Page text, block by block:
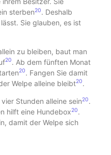
sterben20. Deshalb
Sie glauben, es ist
zu bleiben, baut man
20. Ab dem fünften Monat
20. Fangen Sie damit
Welpe alleine bleibt20.
Stunden alleine sein20.
hilft eine Hundebox20.
damit der Welpe sich